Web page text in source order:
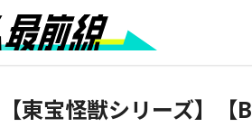
【東宝怪獣シリーズ】